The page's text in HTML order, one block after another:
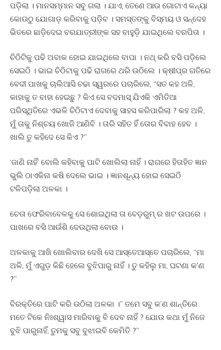
ପଡ଼ିଲା । ମାନସମ୍ମାନ ସବୁ ଗଲା । ଯାଏ, ତେଣେ ଆଉ ଗୋଟାଏ କନ୍ୟା
କୋଉଠୁ ଯୋଗାଡ଼ କରିବାକୁ ପଡ଼ିବ । ସମସ୍ତଙ୍କୁ ବିସ୍ମୟ ଓ ସନ୍ଦେହ
ଭିତରେ ଛାଡ଼ିଦେଇ ବରଯାତ୍ରୀଙ୍କ ସହ ବାହୁଡ଼ି ଯାଇଥିଲେ ବରପିତା ।
ଚିଠିଟିକୁ ପଢି ଅବାକ ହୋଇ ଯାଇଥିଲେ ବାପା । ନଥ୍ କରି ବସି ପଡ଼ିଲେ
ସେଇଠି । ଭାଇ ଚିଠିଟାକୁ ପଢି ରାଗରେ ଥରି ଉଠିଲେ । କ୍ଷୀପ୍ର ଗତିରେ
ବେଦୀ ପାଖକୁ ଚାଲିଆସି ଚଢା ସ୍ୱରରେ ପଚାରିଲେ, “ସତ କହ ଅଳି,
କାହାକୁ ତ ବାହା ହେଇଛୁ ? କିଏ ସେ ବଦମାସ୍ ଯିଏକି ଏମିତିଆ
ପରିସ୍ଥିତିରେ ଏଭଳି ଚିଠିଟାଏ ଦେବାକୁ ସାହସ କରିପାରିଲା ? କହ ଅଳି,
ମୁଁ ତାକୁ ନିଶ୍ଚୟ ଖୋଜି ଆଣିବି । ତାରି ସହିତ ହିଁ ତୋର ବିବାହ ହେବ ।
ଖାଲି ତୁ କହିଦେ ସେ କିଏ ?”
‘ଜାଣି ନାହିଁ’ ବୋଲି କହିବାକୁ ପାଟି ଖୋଲିଲା ନାହିଁ । ରାଗରେ ହିତାହିତ ଜ୍ଞାନ
ଭୁଲି ଠାଏକିନା କଷି ଦେଲେ ଭାଇ । ଜ୍ଞାନଶୂନ୍ୟ ହୋଇ ସେଇଠି
ଟଳିପଡ଼ିଲା ଅଳକା ।
ଚେତା ଫେରିବାବେଳକୁ ସେ ଶୋଇଥିଲା ତା ବେଡ଼ରୁମ୍ ର ଖଟ ଉପରେ ।
ପାଖରେ ବସି ଆଉଁଶି ଦେଉଥିଲା ବୋଉ ।
ଅଳକାକୁ ଆଖି ଖୋଲିବାର ଦେଖି ସେ ଆସ୍ତେଆସ୍ତେ ପଚାରିଲେ, “ମା
ଅଳି, ମୁଁ ଏଗୁଡ଼ କିଛି ହେଲେ ବୁଝିପାରୁ ନାହିଁ । ତୁ କହିଲୁ ମା, ଘଟଣା କ’ଣ
?”
ବିରକ୍ତିରେ ପାଟି କରି ଉଠିଲା ଅଳକା ।” ତମେ ସବୁ କ’ଣ ଶାନ୍ତିରେ
ମତେ ଟିକେ ନିଃଶ୍ୱାସ ମାରିବାକୁ ବି ଦେବ ନାହିଁ ? ଯୋଉ କଥା ମୁଁ ନିଜେ
ବୁଝି ପାରୁନାହିଁ, ତୁମକୁ ସବୁ ବୁଝାଇବି କେମିତି ?”